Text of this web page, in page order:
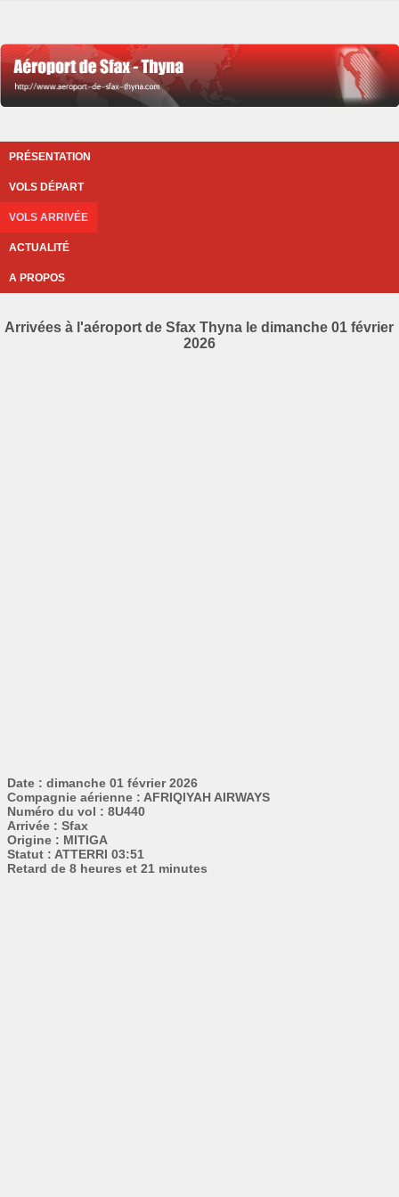
PRÉSENTATION
VOLS DÉPART
VOLS ARRIVÉE
ACTUALITÉ
A PROPOS
Arrivées à l'aéroport de Sfax Thyna le dimanche 01 février
2026
Date : dimanche 01 février 2026
Compagnie aérienne : AFRIQIYAH AIRWAYS
Numéro du vol : 8U440
Arrivée : Sfax
Origine : MITIGA
Statut : ATTERRI 03:51
Retard de 8 heures et 21 minutes